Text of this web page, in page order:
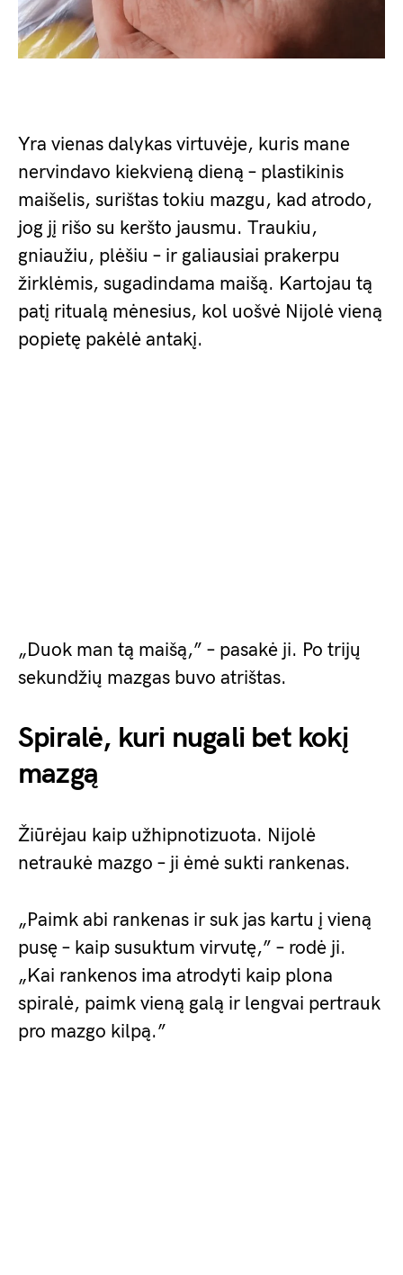
Yra vienas dalykas virtuvėje, kuris mane
nervindavo kiekvieną dieną – plastikinis
maišelis, surištas tokiu mazgu, kad atrodo,
jog jį rišo su keršto jausmu. Traukiu,
gniaužiu, plėšiu – ir galiausiai prakerpu
žirklėmis, sugadindama maišą. Kartojau tą
patį ritualą mėnesius, kol uošvė Nijolė vieną
popietę pakėlė antakį.
„Duok man tą maišą,” – pasakė ji. Po trijų
sekundžių mazgas buvo atrištas.
Spiralė, kuri nugali bet kokį
mazgą
Žiūrėjau kaip užhipnotizuota. Nijolė
netraukė mazgo – ji ėmė sukti rankenas.
„Paimk abi rankenas ir suk jas kartu į vieną
pusę – kaip susuktum virvutę,” – rodė ji.
„Kai rankenos ima atrodyti kaip plona
spiralė, paimk vieną galą ir lengvai pertrauk
pro mazgo kilpą.”